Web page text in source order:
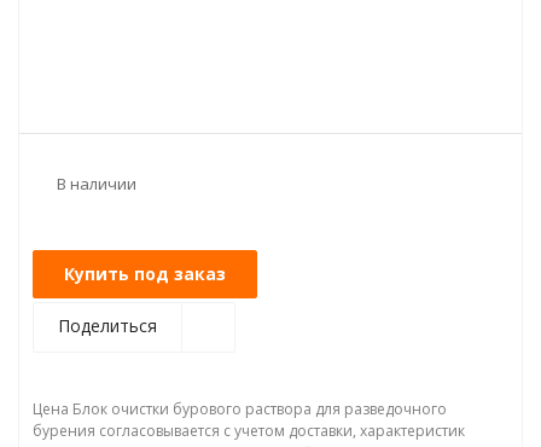
В наличии
Купить под заказ
Поделиться
Цена Блок очистки бурового раствора для разведочного
бурения согласовывается с учетом доставки, характеристик